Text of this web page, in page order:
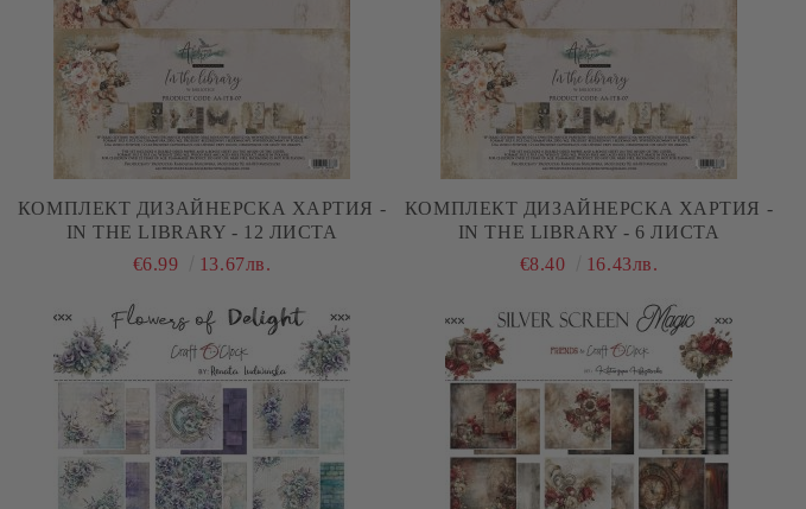
КОМПЛЕКТ ДИЗАЙНЕРСКА ХАРТИЯ -
IN THE LIBRARY - 12 ЛИСТА
€6.99
13.67лв.
КОМПЛЕКТ ДИЗАЙНЕРСКА ХАРТИЯ -
IN THE LIBRARY - 6 ЛИСТА
€8.40
16.43лв.